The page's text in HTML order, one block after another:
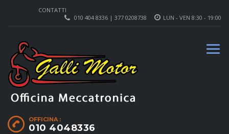
CONTATTI
LUN - VEN 8:30 - 19:00
010 404 8336 | 377 0208738
OFFICINA :
010 4048336